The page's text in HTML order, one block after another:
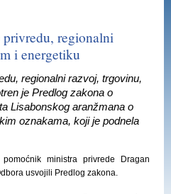
privredu, regionalni
i energetiku
regionalni razvoj, trgovinu,
je Predlog zakona o
Lisabonskog aranžmana o
oznakama, koji je podnela
ministra privrede Dragan
usvojili Predlog zakona.